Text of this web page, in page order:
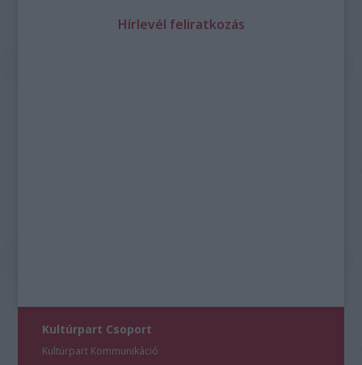
Hírlevél feliratkozás
Kultúrpart Csoport
Kultúrpart Kommunikáció